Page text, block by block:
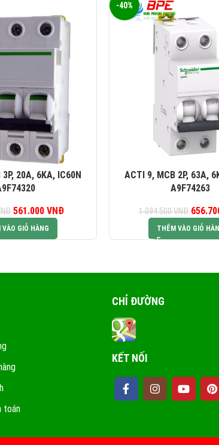
20A, 6KA, IC60N
Giá gốc là:
935.000 VNĐ.
561.000 VNĐ
VÀO GIỎ HÀNG
-40%
ACTI 9, MCB 2P, 63A,
A9F74263
1.094.500VNĐ
THÊM VÀO GIỎ
toán
CHỈ ĐƯỜNG
KẾT NỐI